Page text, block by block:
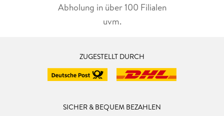
Abholung in über 100 Filialen
uvm.
ZUGESTELLT DURCH
SICHER & BEQUEM BEZAHLEN